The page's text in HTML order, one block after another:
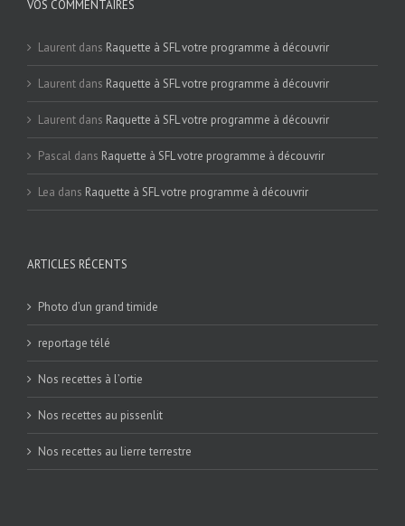
VOS COMMENTAIRES
Laurent dans Raquette à SFL votre programme à découvrir
Laurent dans Raquette à SFL votre programme à découvrir
Laurent dans Raquette à SFL votre programme à découvrir
Pascal dans Raquette à SFL votre programme à découvrir
Lea dans Raquette à SFL votre programme à découvrir
ARTICLES RÉCENTS
Photo d’un grand timide
reportage télé
Nos recettes à l’ortie
Nos recettes au pissenlit
Nos recettes au lierre terrestre